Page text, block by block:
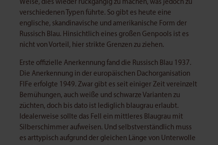
Weise, dies wieder rückgängig zu machen, was jedoch zu
verschiedenen Typen führte. So gibt es heute eine
englische, skandinavische und amerikanische Form der
Russisch Blau. Hinsichtlich eines großen Genpools ist es
nicht von Vorteil, hier strikte Grenzen zu ziehen.
Erste offizielle Anerkennung fand die Russisch Blau 1937.
Die Anerkennung in der europäischen Dachorganisation
FIFe erfolgte 1949. Zwar gibt es seit einiger Zeit vereinzelt
Bemühungen, auch weiße und schwarze Varianten zu
züchten, doch bis dato ist lediglich blaugrau erlaubt.
Idealerweise sollte das Fell ein mittleres Blaugrau mit
Silberschimmer aufweisen. Und selbstverständlich muss
es arttypisch aufgrund der gleichen Länge von Unterwolle